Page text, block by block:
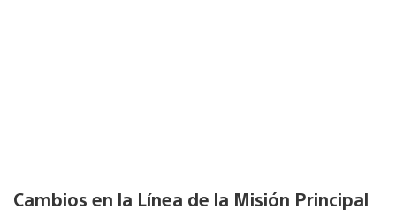
Cambios en la Línea de la Misión Principal